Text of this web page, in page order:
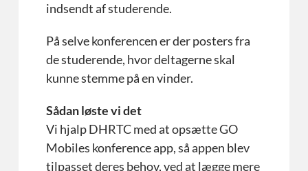
indsendt af studerende.
På selve konferencen er der posters fra
de studerende, hvor deltagerne skal
kunne stemme på en vinder.
Sådan løste vi det
Vi hjalp DHRTC med at opsætte GO
Mobiles konference app, så appen blev
tilpasset deres behov, ved at lægge mere